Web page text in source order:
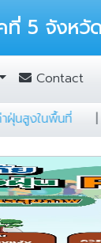
5 จังหวั
Contact
งไรช่วงที่มีค่าฝุ่น